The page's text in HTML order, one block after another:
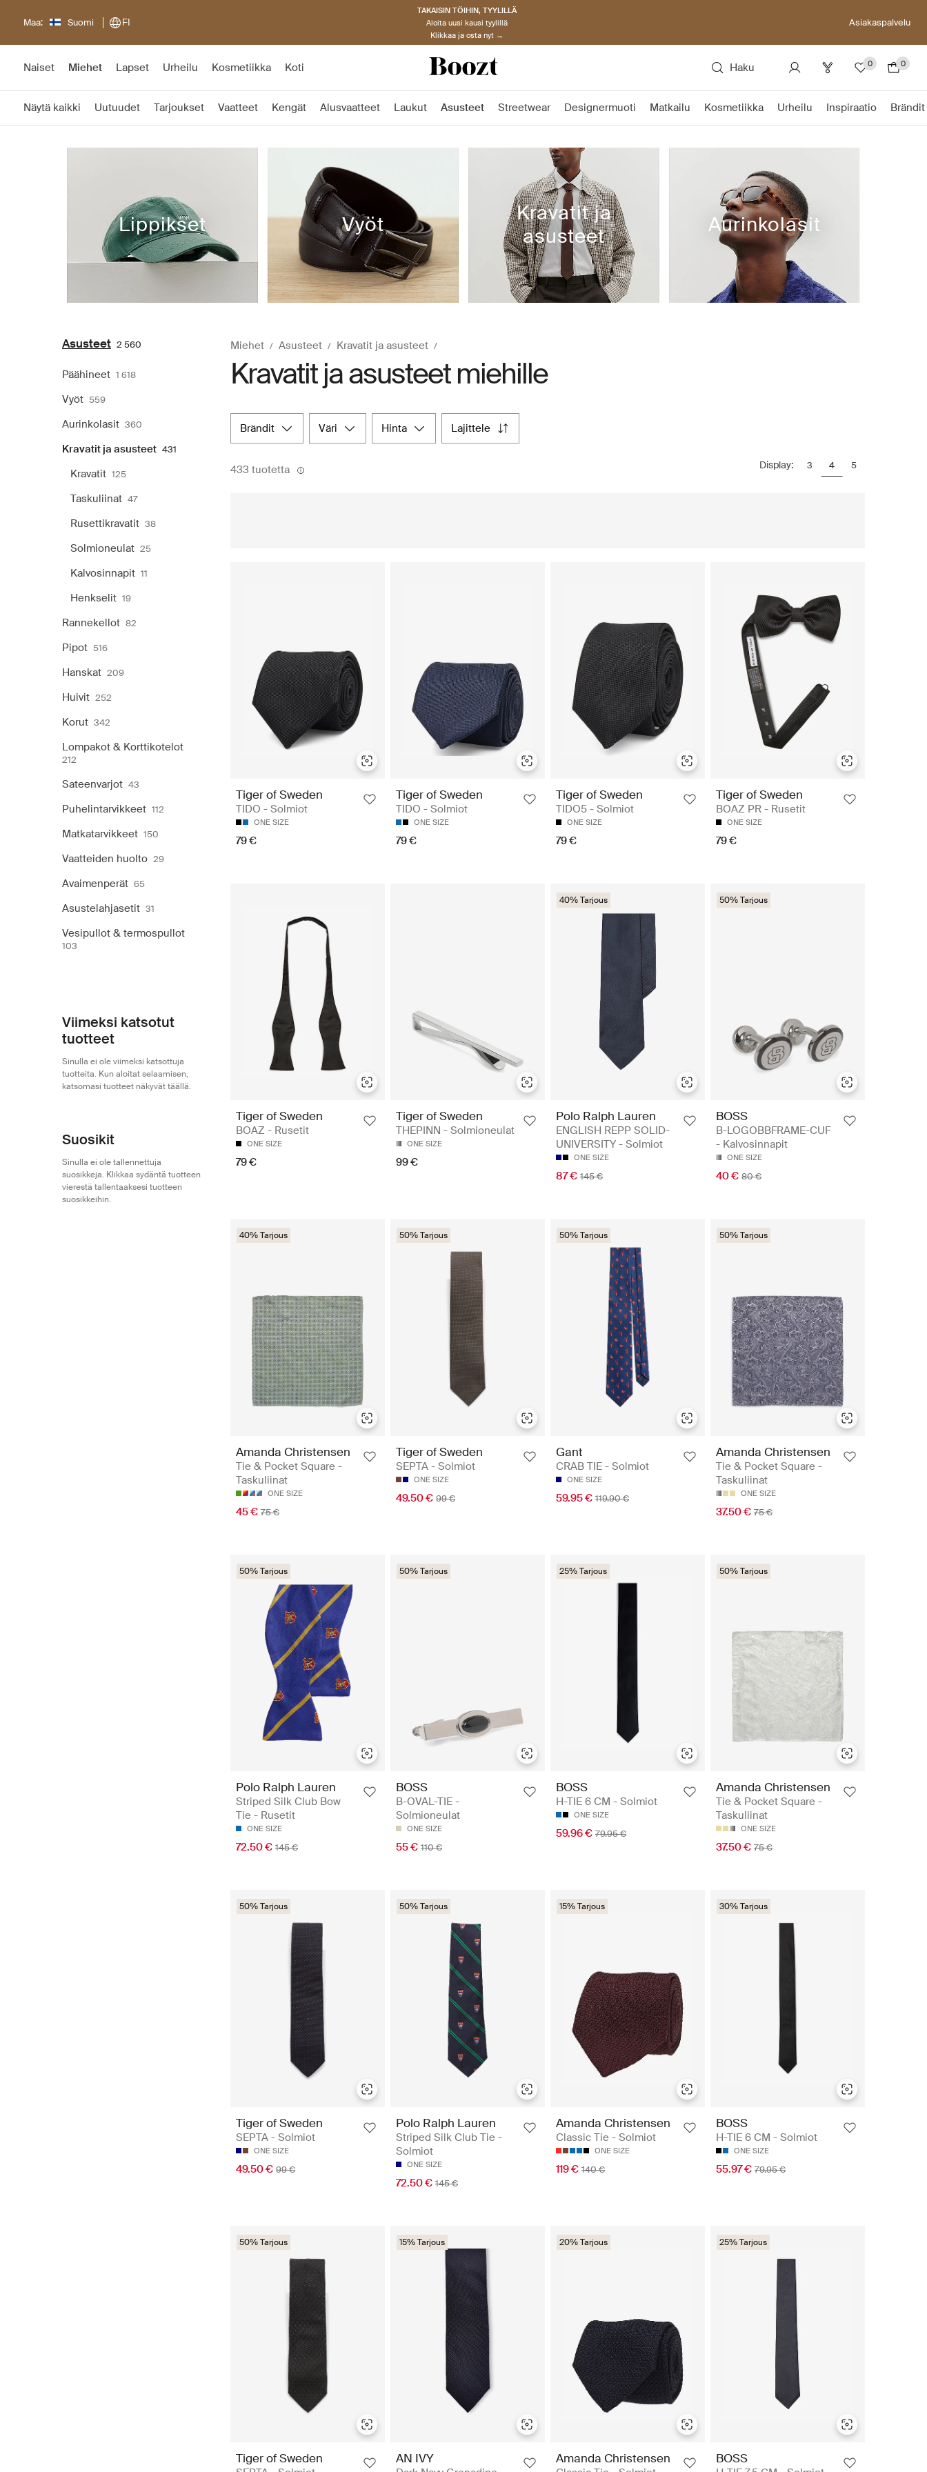
Maa: Suomi FI
TAKAISIN TÖIHIN, TYYLILLÄ
Aloita uusi kausi tyylillä
Klikkaa ja osta nyt →
Asiakaspalvelu
Naiset Miehet Lapset Urheilu Kosmetiikka Koti Haku 0 0
Näytä kaikki Uutuudet Tarjoukset Vaatteet Kengät Alusvaatteet Laukut Asusteet Streetwear Designermuoti Matkailu Kosmetiikka Urheilu Inspiraatio Brändit
Lippikset Vyöt
Kravatit ja
asusteet
Aurinkolasit
Asusteet 2 560
Päähineet 1 618
Vyöt 559
Aurinkolasit 360
Kravatit ja asusteet 431
Kravatit 125
Taskuliinat 47
Rusettikravatit 38
Solmioneulat 25
Kalvosinnapit 11
Henkselit 19
Rannekellot 82
Pipot 516
Hanskat 209
Huivit 252
Korut 342
Lompakot & Korttikotelot
212
Sateenvarjot 43
Puhelintarvikkeet 112
Matkatarvikkeet 150
Vaatteiden huolto 29
Avaimenperät 65
Asustelahjasetit 31
Vesipullot & termospullot
103
Viimeksi katsotut
tuotteet
Sinulla ei ole viimeksi katsottuja
tuotteita. Kun aloitat selaamisen,
katsomasi tuotteet näkyvät täällä.
Suosikit
Sinulla ei ole tallennettuja
suosikkeja. Klikkaa sydäntä tuotteen
vierestä tallentaaksesi tuotteen
suosikkeihin.
Miehet Asusteet Kravatit ja asusteet
Kravatit ja asusteet miehille
brändit väri hinta lajittele
433 tuotetta Display: 3 4 5
Tiger of Sweden
TIDO - Solmiot
ONE SIZE
79 €
Tiger of Sweden
TIDO - Solmiot
ONE SIZE
79 €
Tiger of Sweden
TIDO5 - Solmiot
ONE SIZE
79 €
Tiger of Sweden
BOAZ PR - Rusetit
ONE SIZE
79 €
Tiger of Sweden
BOAZ - Rusetit
ONE SIZE
79 €
Tiger of Sweden
THEPINN - Solmioneulat
ONE SIZE
99 €
40% Tarjous
Polo Ralph Lauren
ENGLISH REPP SOLID-
UNIVERSITY - Solmiot
ONE SIZE
87 € 145 €
50% Tarjous
BOSS
B-LOGOBBFRAME-CUF
- Kalvosinnapit
ONE SIZE
40 € 80 €
40% Tarjous
Amanda Christensen
Tie & Pocket Square -
Taskuliinat
ONE SIZE
45 € 75 €
50% Tarjous
Tiger of Sweden
SEPTA - Solmiot
ONE SIZE
49.50 € 99 €
50% Tarjous
Gant
CRAB TIE - Solmiot
ONE SIZE
59.95 € 119.90 €
50% Tarjous
Amanda Christensen
Tie & Pocket Square -
Taskuliinat
ONE SIZE
37.50 € 75 €
50% Tarjous
Polo Ralph Lauren
Striped Silk Club Bow
Tie - Rusetit
ONE SIZE
72.50 € 145 €
50% Tarjous
BOSS
B-OVAL-TIE -
Solmioneulat
ONE SIZE
55 € 110 €
25% Tarjous
BOSS
H-TIE 6 CM - Solmiot
ONE SIZE
59.96 € 79.95 €
50% Tarjous
Amanda Christensen
Tie & Pocket Square -
Taskuliinat
ONE SIZE
37.50 € 75 €
50% Tarjous
Tiger of Sweden
SEPTA - Solmiot
ONE SIZE
49.50 € 99 €
50% Tarjous
Polo Ralph Lauren
Striped Silk Club Tie -
Solmiot
ONE SIZE
72.50 € 145 €
15% Tarjous
Amanda Christensen
Classic Tie - Solmiot
ONE SIZE
119 € 140 €
30% Tarjous
BOSS
H-TIE 6 CM - Solmiot
ONE SIZE
55.97 € 79.95 €
50% Tarjous
Tiger of Sweden
15% Tarjous
AN IVY
20% Tarjous
Amanda Christensen
25% Tarjous
BOSS